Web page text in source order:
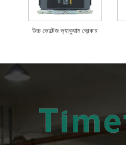
উচ্চ ভোল্টেজ ভ্যাকুয়াম ব্রেকার